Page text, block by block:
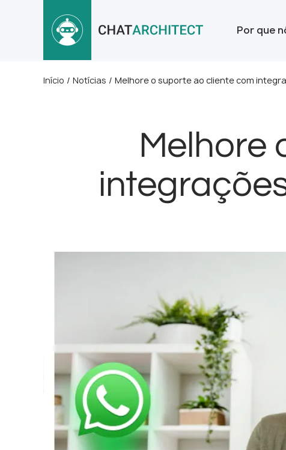
Por que
Início / Notícias / Melhore o suporte ao cliente com
Melhore